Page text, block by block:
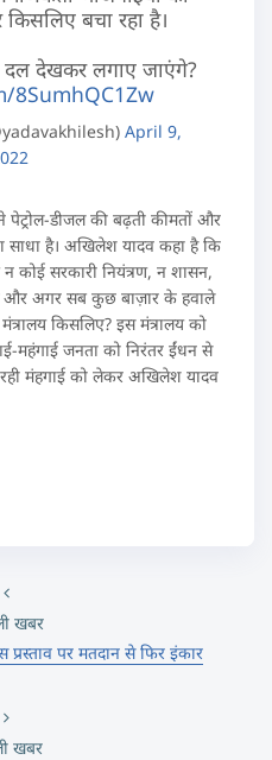
बचा रहा है।
देखकर लगाए जाएंगे?
8SumhQC1Zw
April 9,
डीजल की बढ़ती कीमतों और
साधा है। अखिलेश यादव कहा है कि
कोई सरकारी नियंत्रण, न शासन,
और अगर सब कुछ बाज़ार के हवाले
किसलिए? इस मंत्रालय को
महंगाई जनता को निरंतर ईंधन से
मंहगाई को लेकर अखिलेश यादव
खबर
प्रस्ताव पर मतदान से फिर इंकार
खबर